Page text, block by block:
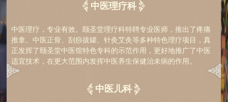
中医理疗科
中医理疗，专业有效。颐圣堂理疗科特聘专业医师，推出了疼痛
推拿、中医正骨、刮痧拔罐、针灸艾灸等多种特色理疗项目，真
正发挥了颐圣堂中医馆特色专科的示范作用，更好地推广了中医
适宜技术，在更大范围内发挥中医养生保健治未病的作用。
中医儿科